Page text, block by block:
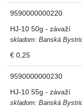
9590000000220
HJ-10 50g - závaží
skladom: Banská
€ 0,25
9590000000230
HJ-10 55g - závaží
skladom: Banská